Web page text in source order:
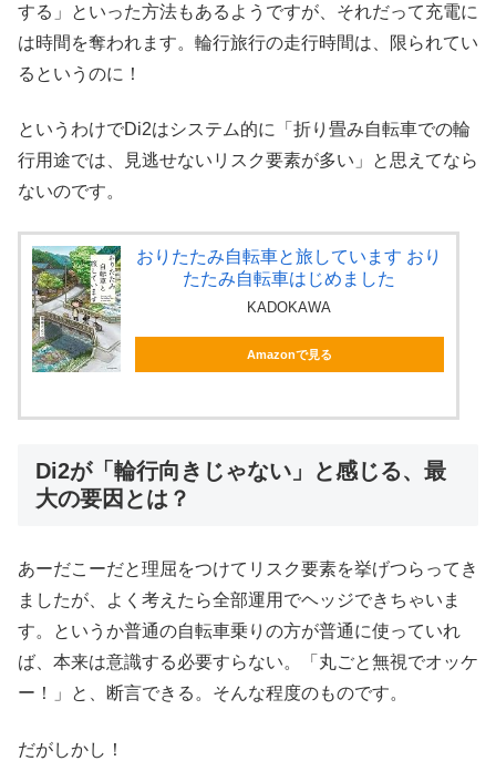
する」といった方法もあるようですが、それだって充電に
は時間を奪われます。輪行旅行の走行時間は、限られてい
るというのに！
というわけでDi2はシステム的に「折り畳み自転車での輪
行用途では、見逃せないリスク要素が多い」と思えてなら
ないのです。
おりたたみ自転車と旅しています おり
たたみ自転車はじめました
KADOKAWA
Amazonで見る
Di2が「輪行向きじゃない」と感じる、最
大の要因とは？
あーだこーだと理屈をつけてリスク要素を挙げつらってき
ましたが、よく考えたら全部運用でヘッジできちゃいま
す。というか普通の自転車乗りの方が普通に使っていれ
ば、本来は意識する必要すらない。「丸ごと無視でオッケ
ー！」と、断言できる。そんな程度のものです。
だがしかし！